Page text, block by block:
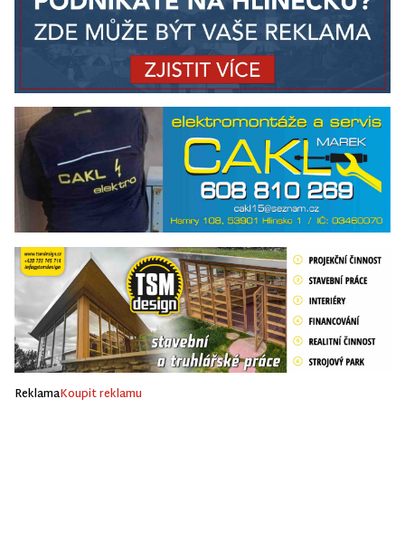
ReklamaKoupit reklamu